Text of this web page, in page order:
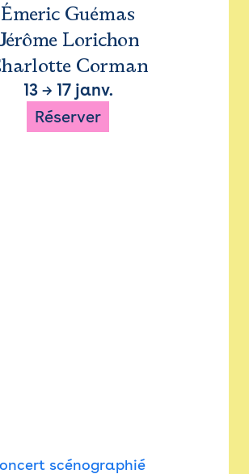
Émeric Guémas
Lorichon
Corman
13→ 17 janv.
Réserver
scénographié